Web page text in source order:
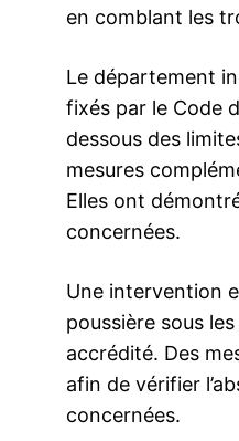
en comblant les
Le département
fixés par le Code
dessous des
mesures
Elles ont
concernées.
Une intervention
poussière sous
accrédité. Des
afin de vérifier
concernées.